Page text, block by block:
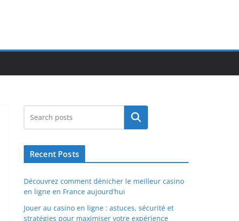
Search
Recent Posts
Découvrez comment dénicher le meilleur casino
en ligne en France aujourd’hui
Jouer au casino en ligne : astuces, sécurité et
stratégies pour maximiser votre expérience